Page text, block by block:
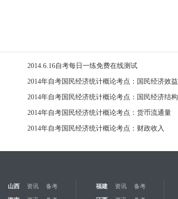
2014.6.16自考每日一练免费在线测试
2014年自考国民经济统计概论考点：国民经济效益
2014年自考国民经济统计概论考点：国民经济结构
2014年自考国民经济统计概论考点：货币流通量
2014年自考国民经济统计概论考点：财政收入
山西 资讯 备考 福建 资讯 备考